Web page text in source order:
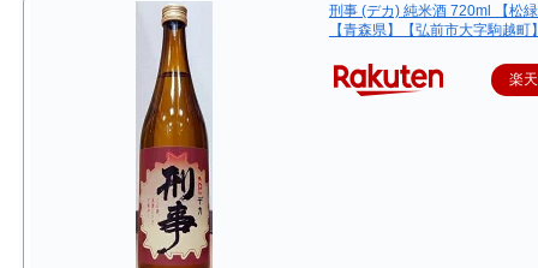
刑事 (デカ) 純米酒 720ml 【松
【青森県】【弘前市大字駒越町
楽